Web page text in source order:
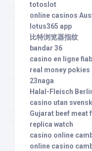
totoslot
online casinos
lotus365 app
比特浏览器指纹
bandar 36
casino en ligne
real money pokies
23naga
Halal-Fleisch
casino utan
Gujarat beef meat
replica watch
casino online
online casino